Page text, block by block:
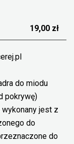
19,00 zł
do miodu
pokrywę)
jest z
do
do